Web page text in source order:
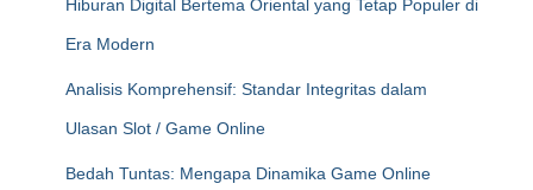
Hiburan Digital Bertema Oriental yang Tetap Populer di
Era Modern
Analisis Komprehensif: Standar Integritas dalam
Ulasan Slot / Game Online
Bedah Tuntas: Mengapa Dinamika Game Online